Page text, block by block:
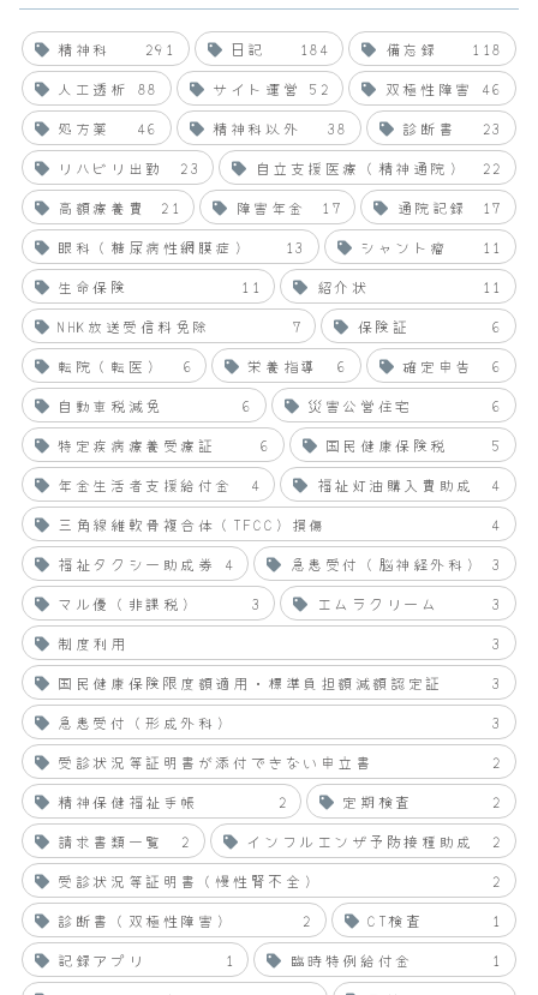
精神科 291 日記 184 備忘録
118
人工透析
88 サイト運営 52 双極性障害
46
処方薬
46 精神科以外 38 診断書
23
リハビリ出勤
23 自立支援医療（精神通院）
22
高額療養費
21 障害年金 17 通院記録
17
眼科（糖尿病性網膜症）
13 シャント瘤
11
生命保険
11 紹介状
11
NHK放送受信料免除
7 保険証
6
転院（転医）
6 栄養指導 6 確定申告
6
自動車税減免
6 災害公営住宅
6
特定疾病療養受療証
6 国民健康保険税
5
年金生活者支援給付金
4 福祉灯油購入費助成
4
三角線維軟骨複合体（TFCC）損傷
4
福祉タクシー助成券
4 急患受付（脳神経外科）
3
マル優（非課税）
3 エムラクリーム
3
制度利用
3
国民健康保険限度額適用・標準負担額減額認定証
3
急患受付（形成外科）
3
受診状況等証明書が添付できない申立書
2
精神保健福祉手帳
2 定期検査
2
請求書類一覧
2 インフルエンザ予防接種助成
2
受診状況等証明書（慢性腎不全）
2
診断書（双極性障害）
2 CT検査
1
記録アプリ
1 臨時特例給付金
1